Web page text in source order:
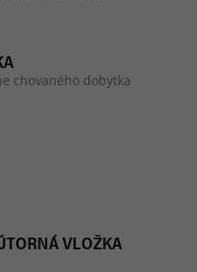
chovaného dobytka
VLOŽKA